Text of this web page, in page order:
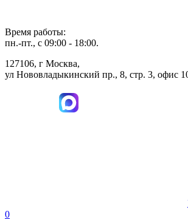
Время работы:
пн.-пт., с 09:00 - 18:00.
127106, г Москва,
ул Нововладыкинский пр., 8, стр. 3, офис
0